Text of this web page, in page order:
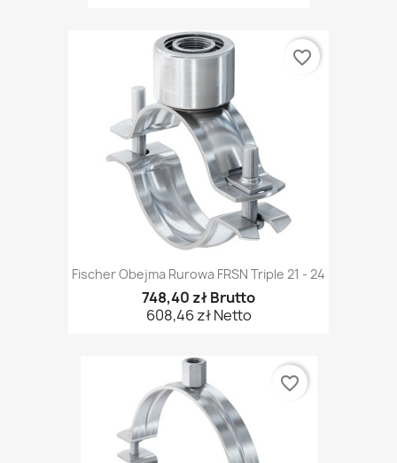
Fischer Obejma Rurowa FRSN Triple 21 - 24
748,40 zł Brutto
608,46 zł Netto
favorite_border
favorite_border